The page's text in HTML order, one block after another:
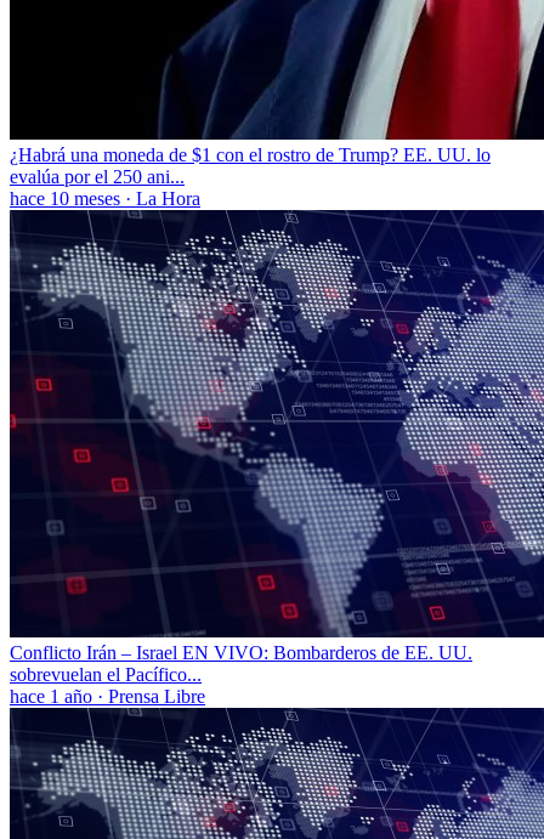
¿Habrá una moneda de $1 con el rostro de Trump? EE. UU. lo
evalúa por el 250 ani...
hace 10 meses · La Hora
Conflicto Irán – Israel EN VIVO: Bombarderos de EE. UU.
sobrevuelan el Pacífico...
hace 1 año · Prensa Libre